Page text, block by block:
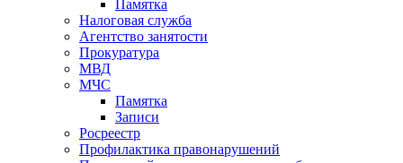
Памятка
Налоговая служба
Агентство занятости
Прокуратура
МВД
МЧС
Памятка
Записи
Росреестр
Профилактика правонарушений